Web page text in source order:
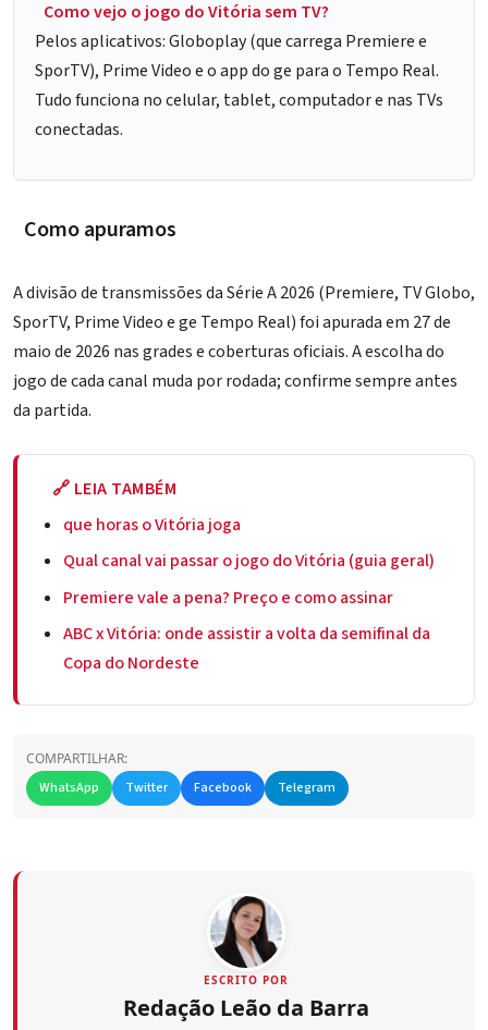
Como vejo o jogo do Vitória sem TV?
Pelos aplicativos: Globoplay (que carrega Premiere e
SporTV), Prime Video e o app do ge para o Tempo Real.
Tudo funciona no celular, tablet, computador e nas TVs
conectadas.
Como apuramos
A divisão de transmissões da Série A 2026 (Premiere, TV Globo,
SporTV, Prime Video e ge Tempo Real) foi apurada em 27 de
maio de 2026 nas grades e coberturas oficiais. A escolha do
jogo de cada canal muda por rodada; confirme sempre antes
da partida.
🔗 LEIA TAMBÉM
que horas o Vitória joga
Qual canal vai passar o jogo do Vitória (guia geral)
Premiere vale a pena? Preço e como assinar
ABC x Vitória: onde assistir a volta da semifinal da
Copa do Nordeste
COMPARTILHAR:
WhatsApp
Twitter Facebook Telegram
ESCRITO POR
Redação Leão da Barra